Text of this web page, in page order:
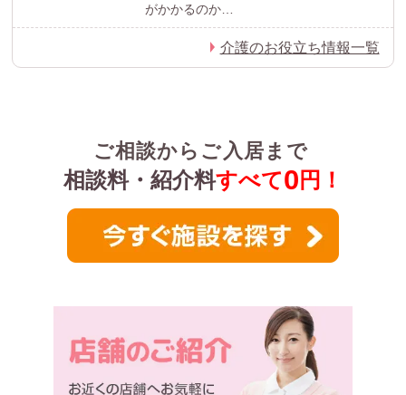
がかかるのか…
介護のお役立ち情報一覧
ご相談からご入居まで
相談料・紹介料すべて0 円！